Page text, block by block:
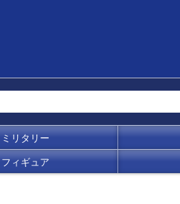
ミリタリー
フィギュア